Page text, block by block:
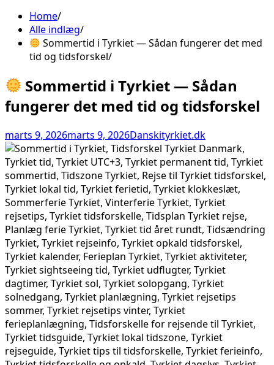
Home
Alle indlæg
Sommertid i Tyrkiet — Sådan fungerer det med
tid og tidsforskel
Sommertid i Tyrkiet — Sådan
fungerer det med tid og tidsforskel
marts 9, 2026marts 9, 2026Danskityrkiet.dk